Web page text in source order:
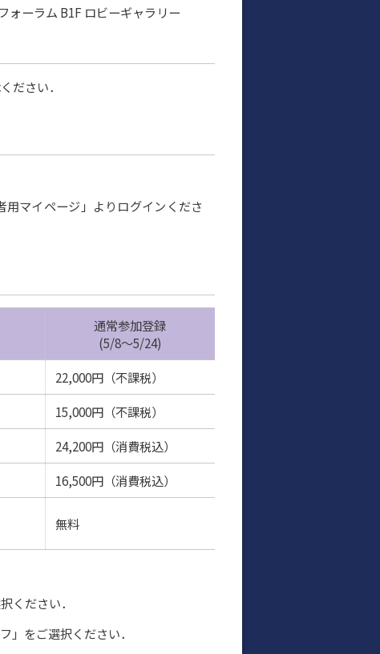
ォーラム B1F ロビーギャラリー
ださい．
マイページ」よりログインくださ
通常参加登録
(5/8～5/24)
22,000円（不課税）
15,000円（不課税）
24,200円（消費税込）
16,500円（消費税込）
無料
ください．
をご選択ください．